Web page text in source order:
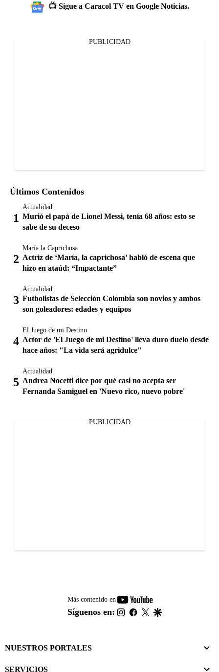
📺 Sigue a Caracol TV en Google Noticias.
PUBLICIDAD
Últimos Contenidos
Actualidad
Murió el papá de Lionel Messi, tenía 68 años: esto se
sabe de su deceso
María la Caprichosa
Actriz de ‘María, la caprichosa’ habló de escena que
hizo en ataúd: “Impactante”
Actualidad
Futbolistas de Selección Colombia son novios y ambos
son goleadores: edades y equipos
El Juego de mi Destino
Actor de 'El Juego de mi Destino' lleva duro duelo desde
hace años: "La vida será agridulce"
Actualidad
Andrea Nocetti dice por qué casi no acepta ser
Fernanda Samiguel en 'Nuevo rico, nuevo pobre'
PUBLICIDAD
Más contenido en
youtube-
footer
Síguenos en: instagram
facebook
twitter
NUESTROS PORTALES
SERVICIOS